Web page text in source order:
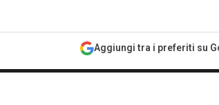
Aggiungi tra i preferiti su